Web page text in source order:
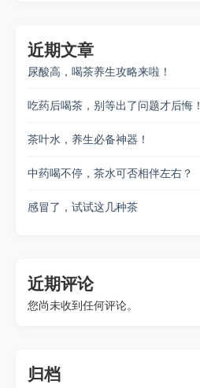
近期文章
尿酸高，喝茶养生攻略来啦！
吃药后喝茶，别等出了问题才后悔！
茶叶水，养生必备神器！
中药喝不停，茶水可否相伴左右？
感冒了，试试这几种茶
近期评论
您尚未收到任何评论。
归档